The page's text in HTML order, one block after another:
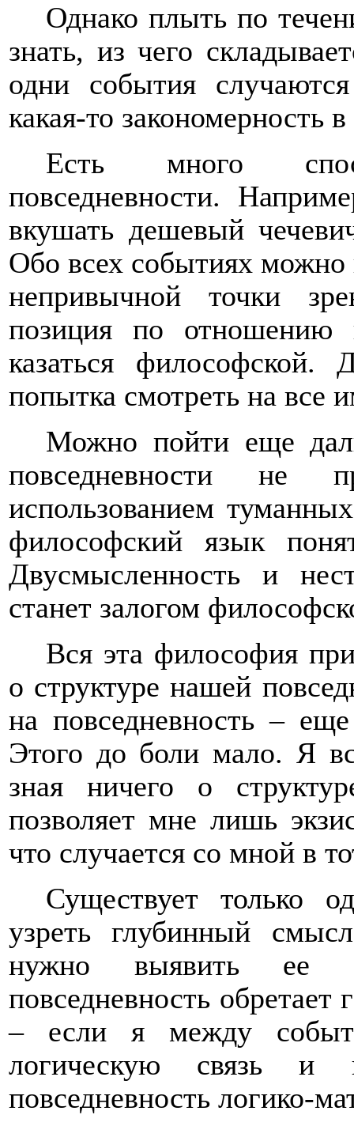
Однако плыть по
знать, из чего
одни события
какая-то закономерность
Есть много
повседневности.
вкушать дешевый
Обо всех событиях можно
непривычной точки
позиция по отношению
казаться
попытка смотреть на все
Можно пойти еще
повседневности не
использованием
философский язык
Двусмысленность и
станет залогом
Вся эта философия
о структуре нашей
на повседневность –
Этого до боли мало. Я
зная ничего о
позволяет мне лишь
что случается со мной в
Существует только
узреть глубинный
нужно выявить ее
повседневность
– если я между
логическую связь и
повседневность логико-